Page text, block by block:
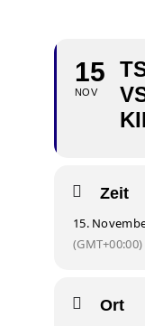
15
NOV
Zeit
15.
(GMT+00:00)
Ort